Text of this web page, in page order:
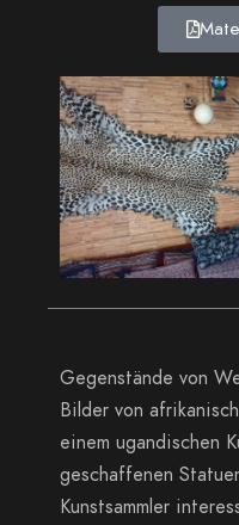
Gegenstände von
Bilder von
einem ugandischen
geschaffenen
Kunstsammler